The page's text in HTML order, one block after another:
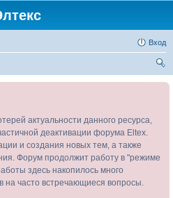
Вход
актуальности данного ресурса,
деактивации форума Eltex.
и создания новых тем, а также
Форум продолжит работу в "режиме
здесь накопилось много
на часто встречающиеся вопросы.